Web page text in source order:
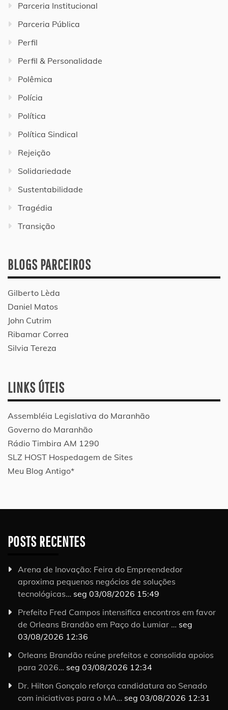
Parceria Institucional
Parceria Pública
Perfil
Perfil & Personalidade
Polêmica
Polícia
Política
Política Sindical
Rejeição
Solidariedade
Sustentabilidade
Tragédia
Transição
BLOGS PARCEIROS
Gilberto Lèda
Daniel Matos
John Cutrim
Ribamar Correa
Silvia Tereza
LINKS ÚTEIS
Assembléia Legislativa do Maranhão
Governo do Maranhão
Rádio Timbira AM 1290
SLZ HOST Hospedagem de Sites
Meu Blog Antigo*
POSTS RECENTES
Arena de Inovação: Feira do Empreendedor
aproxima pequenos negócios de soluções
tecnológicas… seg 03/08/2026 15:49
Prefeito Fred Campos intensifica encontros em favor
de Orleans Brandão em Paço do Lumiar … seg
03/08/2026 12:36
Orleans Brandão reúne prefeitos e consolida apoios
para 2026… seg 03/08/2026 12:34
Dr. Hilton Gonçalo reforça candidatura ao Senado
com iniciativas para o MA… seg 03/08/2026 12:31